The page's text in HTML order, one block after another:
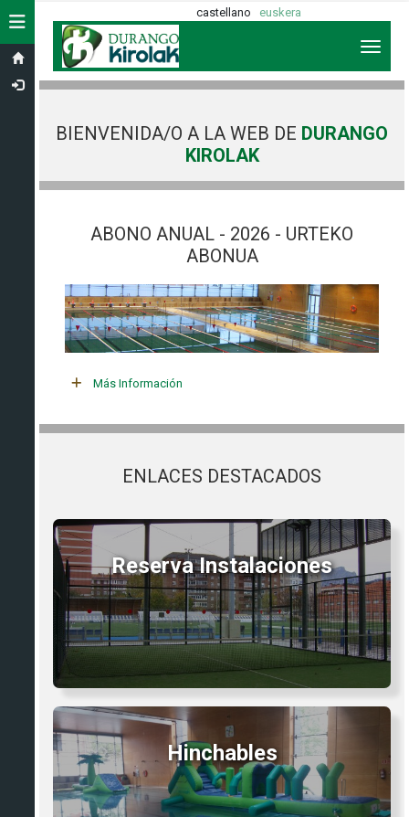
Toggle navigation castellano euskera
BIENVENIDA/O A LA WEB DE DURANGO
KIROLAK
ABONO ANUAL - 2026 - URTEKO
ABONUA
Más Información
ENLACES DESTACADOS
Reserva Instalaciones
Hinchables